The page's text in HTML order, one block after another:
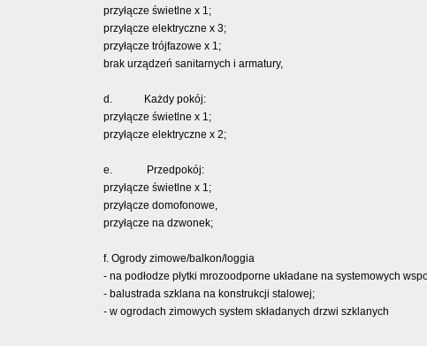
przyłącze świetlne x 1;
przyłącze elektryczne x 3;
przyłącze trójfazowe x 1;
brak urządzeń sanitarnych i armatury,
d. Każdy pokój:
przyłącze świetlne x 1;
przyłącze elektryczne x 2;
e. Przedpokój:
przyłącze świetlne x 1;
przyłącze domofonowe,
przyłącze na dzwonek;
f. Ogrody zimowe/balkon/loggia
- na podłodze płytki mrozoodporne układane na systemowych
- balustrada szklana na konstrukcji stalowej;
- w ogrodach zimowych system składanych drzwi szklanych